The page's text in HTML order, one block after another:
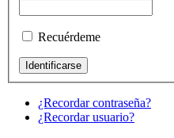
Recuérdeme
¿Recordar contraseña?
¿Recordar usuario?